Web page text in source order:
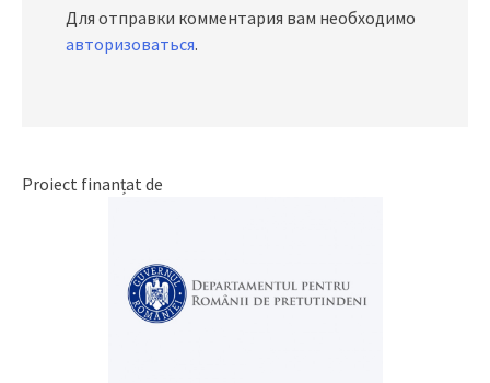
Для отправки комментария вам необходимо
авторизоваться.
Proiect finanțat de